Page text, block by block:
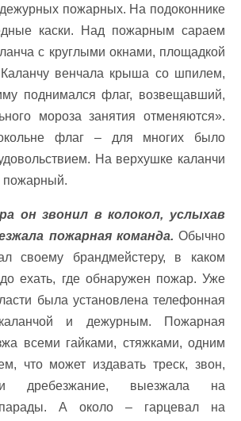
пожарных. На подоконнике
каски. Над пожарным сараем
с круглыми окнами, площадкой
венчала крыша со шпилем,
поднимался флаг, возвещавший,
мороза занятия отменяются».
флаг – для многих было
На верхушке каланчи
пожарный.
он звонил в колокол, услыхав
пожарная команда. Обычно
своему брандмейстеру, в каком
ехать, где обнаружен пожар. Уже
была установлена телефонная
и дежурным. Пожарная
всеми гайками, стяжками, одним
что может издавать треск, звон,
и дребезжание, выезжала на
парады. А около – гарцевал на